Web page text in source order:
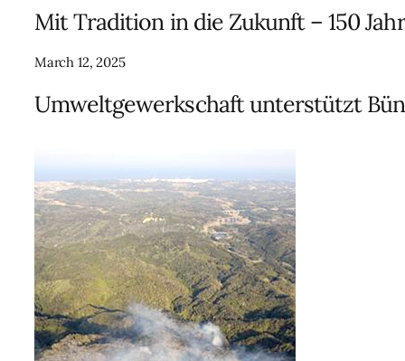
Mit Tradition in die Zukunft – 150
March 12, 2025
Umweltgewerkschaft unterstützt